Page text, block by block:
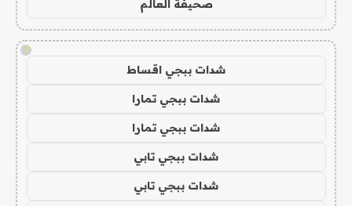
صحيفة العالم
!
شدات ببجي اقساط
شدات ببجي تمارا
شدات ببجي تمارا
شدات ببجي تابي
شدات ببجي تابي